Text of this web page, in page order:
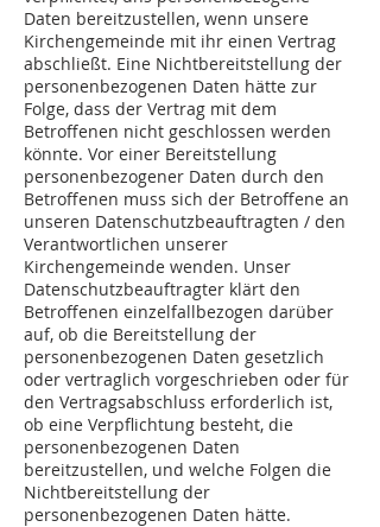
Daten bereitzustellen, wenn unsere
Kirchengemeinde mit ihr einen Vertrag
abschließt. Eine Nichtbereitstellung der
personenbezogenen Daten hätte zur
Folge, dass der Vertrag mit dem
Betroffenen nicht geschlossen werden
könnte. Vor einer Bereitstellung
personenbezogener Daten durch den
Betroffenen muss sich der Betroffene an
unseren Datenschutzbeauftragten / den
Verantwortlichen unserer
Kirchengemeinde wenden. Unser
Datenschutzbeauftragter klärt den
Betroffenen einzelfallbezogen darüber
auf, ob die Bereitstellung der
personenbezogenen Daten gesetzlich
oder vertraglich vorgeschrieben oder für
den Vertragsabschluss erforderlich ist,
ob eine Verpflichtung besteht, die
personenbezogenen Daten
bereitzustellen, und welche Folgen die
Nichtbereitstellung der
personenbezogenen Daten hätte.